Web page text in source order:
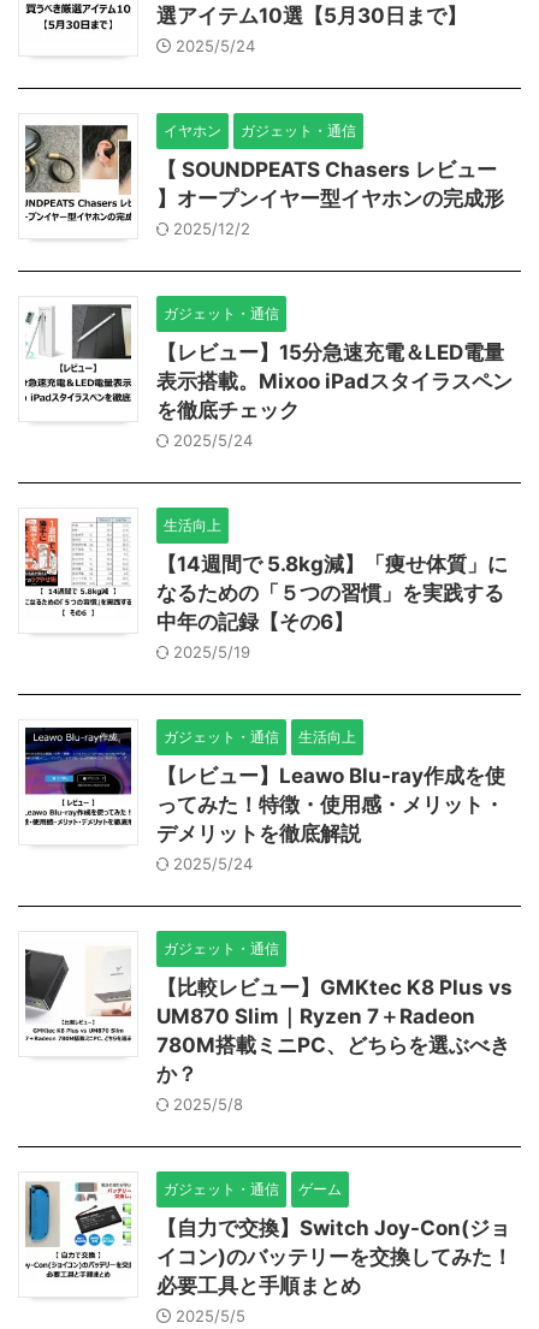
選アイテム10選【5月30日まで】
2025/5/24
イヤホン ガジェット・通信
【 SOUNDPEATS Chasers レビュー
】オープンイヤー型イヤホンの完成形
2025/12/2
ガジェット・通信
【レビュー】15分急速充電＆LED電量
表示搭載。Mixoo iPadスタイラスペン
を徹底チェック
2025/5/24
生活向上
【14週間で 5.8kg減】「痩せ体質」に
なるための「５つの習慣」を実践する
中年の記録【その6】
2025/5/19
ガジェット・通信 生活向上
【レビュー】Leawo Blu-ray作成を使
ってみた！特徴・使用感・メリット・
デメリットを徹底解説
2025/5/24
ガジェット・通信
【比較レビュー】GMKtec K8 Plus vs
UM870 Slim｜Ryzen 7＋Radeon
780M搭載ミニPC、どちらを選ぶべき
か？
2025/5/8
ガジェット・通信 ゲーム
【自力で交換】Switch Joy-Con(ジョ
イコン)のバッテリーを交換してみた！
必要工具と手順まとめ
2025/5/5